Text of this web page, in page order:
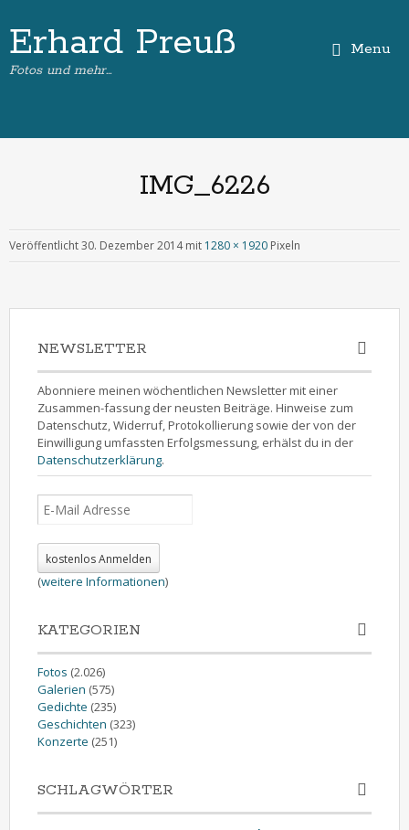
Erhard Preuß
Fotos und mehr…
Menu
IMG_6226
Veröffentlicht30. Dezember 2014 mit 1280 × 1920 Pixeln
NEWSLETTER
Abonniere meinen wöchentlichen Newsletter mit einer
Zusammen-fassung der neusten Beiträge. Hinweise zum
Datenschutz, Widerruf, Protokollierung sowie der von der
Einwilligung umfassten Erfolgsmessung, erhälst du in der
Datenschutzerklärung.
(weitere Informationen)
KATEGORIEN
Fotos (2.026)
Galerien (575)
Gedichte (235)
Geschichten (323)
Konzerte (251)
SCHLAGWÖRTER